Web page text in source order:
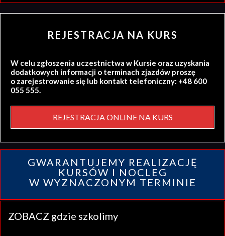
REJESTRACJA NA KURS
W celu zgłoszenia uczestnictwa w Kursie oraz uzyskania
dodatkowych informacji o terminach zjazdów proszę
o zarejestrowanie się lub kontakt telefoniczny: +48 600
055 555.
REJESTRACJA ONLINE NA KURS
GWARANTUJEMY REALIZACJĘ
KURSÓW I NOCLEG
W WYZNACZONYM TERMINIE
ZOBACZ gdzie szkolimy